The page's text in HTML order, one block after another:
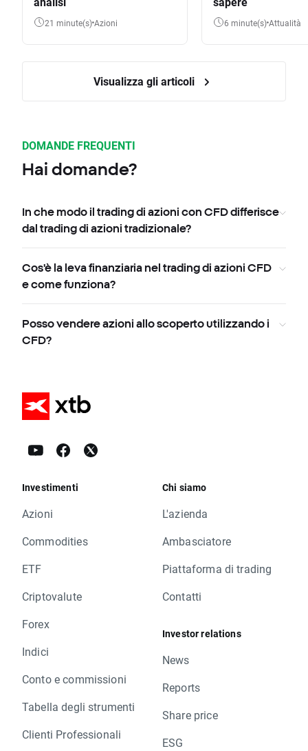
21 minute(s) Azioni 6 minute(s) Attualità
Visualizza gli articoli
DOMANDE FREQUENTI
Hai domande?
In che modo il trading di azioni con CFD differisce
dal trading di azioni tradizionale?
Cos'è la leva finanziaria nel trading di azioni CFD
e come funziona?
Posso vendere azioni allo scoperto utilizzando i
CFD?
Investimenti
Azioni
Commodities
ETF
Criptovalute
Forex
Indici
Conto e commissioni
Tabella degli strumenti
Clienti Professionali
Chi siamo
L'azienda
Ambasciatore
Piattaforma di trading
Contatti
Investor relations
News
Reports
Share price
ESG